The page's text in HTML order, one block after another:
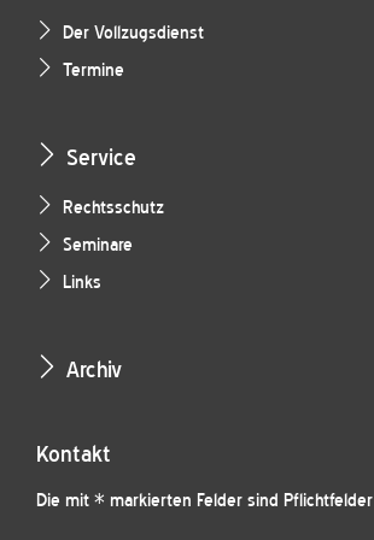
Der Vollzugsdienst
Termine
Service
Rechtsschutz
Seminare
Links
Archiv
Kontakt
Die mit * markierten Felder sind Pflichtfelder